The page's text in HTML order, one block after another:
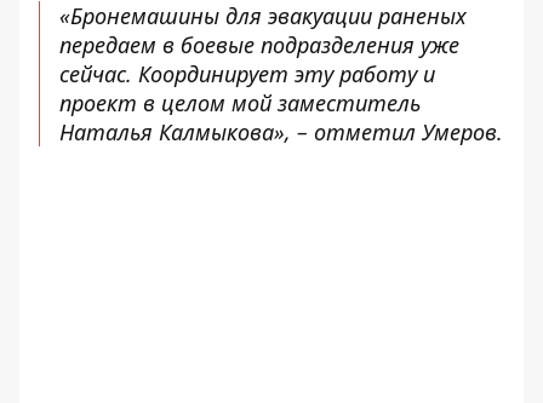
«Бронемашины для эвакуации раненых
передаем в боевые подразделения уже
сейчас. Координирует эту работу и
проект в целом мой заместитель
Наталья Калмыкова», – отметил Умеров.